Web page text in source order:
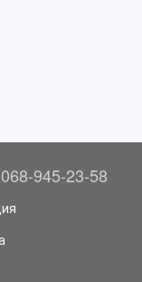
068-945-23-58